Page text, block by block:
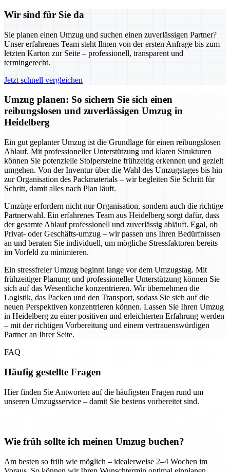
Wir sind für Sie da
Sie planen einen Umzug und suchen einen zuverlässigen Partner?
Unser erfahrenes Team steht Ihnen von der ersten Anfrage bis zum
letzten Karton zur Seite – professionell, transparent und
termingerecht.
Jetzt schnell vergleichen
Umzug planen: So sichern Sie sich einen
reibungslosen und zuverlässigen Umzug in
Heidelberg
Ein gut geplanter Umzug ist die Grundlage für einen reibungslosen
Ablauf. Mit professioneller Unterstützung und klaren Strukturen
können Sie potenzielle Stolpersteine frühzeitig erkennen und gezielt
umgehen. Von der Inventur über die Wahl des Umzugstages bis hin
zur Organisation des Packmaterials – wir begleiten Sie Schritt für
Schritt, damit alles nach Plan läuft.
Umzüge erfordern nicht nur Organisation, sondern auch die richtige
Partnerwahl. Ein erfahrenes Team aus Heidelberg sorgt dafür, dass
der gesamte Ablauf professionell und zuverlässig abläuft. Egal, ob
Privat- oder Geschäfts-umzug – wir passen uns Ihren Bedürfnissen
an und beraten Sie individuell, um mögliche Stressfaktoren bereits
im Vorfeld zu minimieren.
Ein stressfreier Umzug beginnt lange vor dem Umzugstag. Mit
frühzeitiger Planung und professioneller Unterstützung können Sie
sich auf das Wesentliche konzentrieren. Wir übernehmen die
Logistik, das Packen und den Transport, sodass Sie sich auf die
neuen Perspektiven konzentrieren können. Lassen Sie Ihren Umzug
in Heidelberg zu einer positiven und erleichterten Erfahrung werden
– mit der richtigen Vorbereitung und einem vertrauenswürdigen
Partner an Ihrer Seite.
FAQ
Häufig gestellte Fragen
Hier finden Sie Antworten auf die häufigsten Fragen rund um
unseren Umzugsservice – damit Sie bestens vorbereitet sind.
Wie früh sollte ich meinen Umzug buchen?
Am besten so früh wie möglich – idealerweise 2–4 Wochen im